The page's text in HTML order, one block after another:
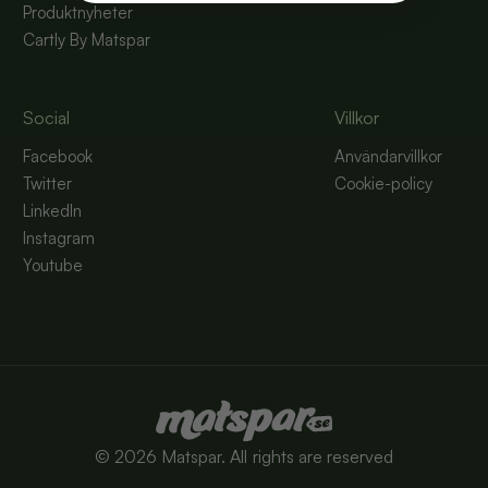
Produktnyheter
Cartly By Matspar
Social
Facebook
Twitter
LinkedIn
Instagram
Youtube
Villkor
Användarvillkor
Cookie-policy
© 2026 Matspar. All rights are reserved